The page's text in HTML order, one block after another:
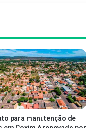
para manutenção de